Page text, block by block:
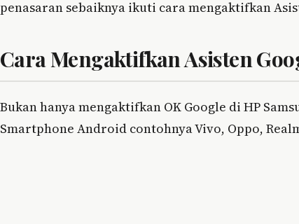
penasaran sebaiknya ikuti cara mengaktifkan
Cara Mengaktifkan Asisten
Bukan hanya mengaktifkan OK Google di HP
Smartphone Android contohnya Vivo, Oppo,